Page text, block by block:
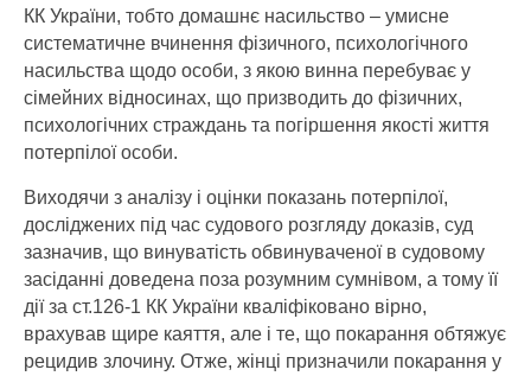
КК України, тобто домашнє насильство – умисне
систематичне вчинення фізичного, психологічного
насильства щодо особи, з якою винна перебуває у
сімейних відносинах, що призводить до фізичних,
психологічних страждань та погіршення якості життя
потерпілої особи.
Виходячи з аналізу і оцінки показань потерпілої,
досліджених під час судового розгляду доказів, суд
зазначив, що винуватість обвинуваченої в судовому
засіданні доведена поза розумним сумнівом, а тому її
дії за ст.126-1 КК України кваліфіковано вірно,
врахував щире каяття, але і те, що покарання обтяжує
рецидив злочину. Отже, жінці призначили покарання у